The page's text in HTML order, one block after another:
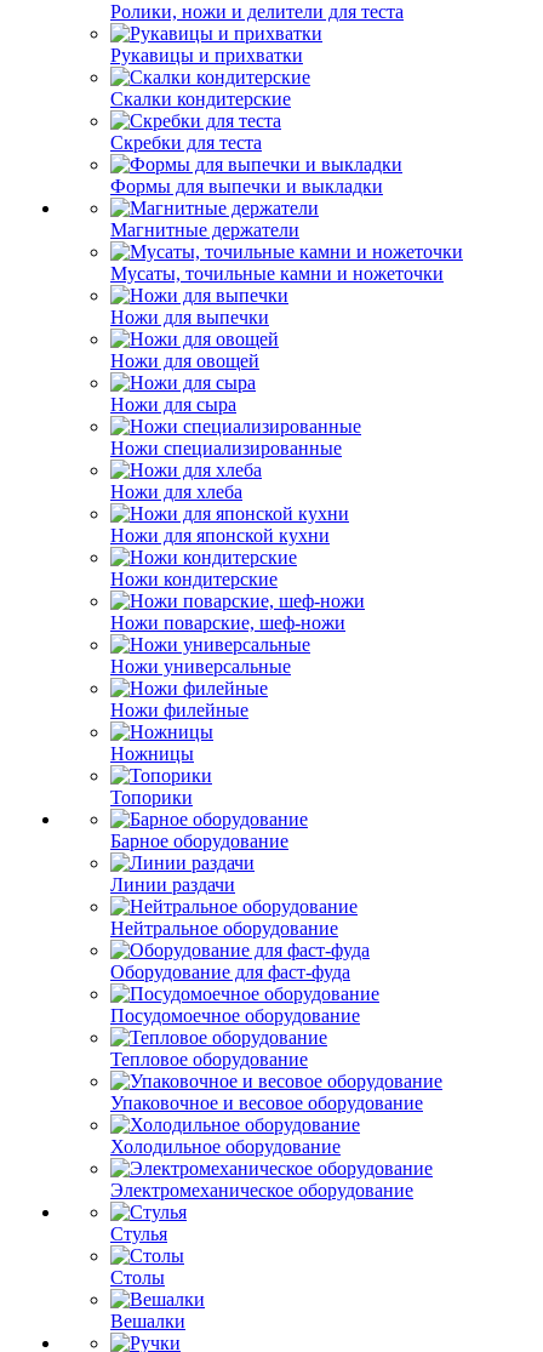
Ролики, ножи и делители для теста
Рукавицы и прихватки
Скалки кондитерские
Скребки для теста
Формы для выпечки и выкладки
Магнитные держатели
Мусаты, точильные камни и ножеточки
Ножи для выпечки
Ножи для овощей
Ножи для сыра
Ножи специализированные
Ножи для хлеба
Ножи для японской кухни
Ножи кондитерские
Ножи поварские, шеф-ножи
Ножи универсальные
Ножи филейные
Ножницы
Топорики
Барное оборудование
Линии раздачи
Нейтральное оборудование
Оборудование для фаст-фуда
Посудомоечное оборудование
Тепловое оборудование
Упаковочное и весовое оборудование
Холодильное оборудование
Электромеханическое оборудование
Стулья
Столы
Вешалки